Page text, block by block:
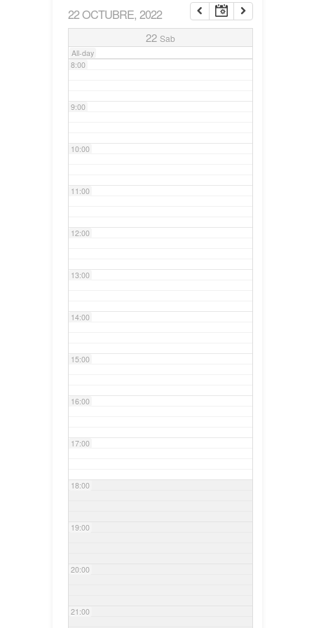
22 OCTUBRE, 2022
22 Sab
All-day
7:00
8:00
9:00
10:00
11:00
12:00
13:00
14:00
15:00
16:00
17:00
18:00
19:00
20:00
21:00